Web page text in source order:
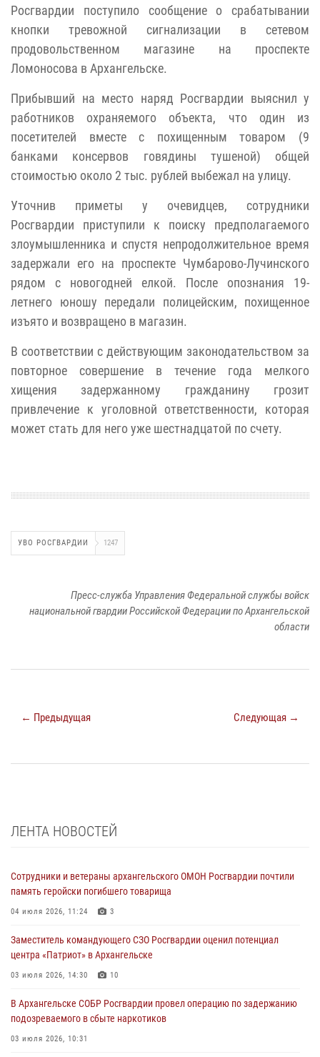
Росгвардии поступило сообщение о срабатывании
кнопки тревожной сигнализации в сетевом
продовольственном магазине на проспекте
Ломоносова в Архангельске.
Прибывший на место наряд Росгвардии выяснил у
работников охраняемого объекта, что один из
посетителей вместе с похищенным товаром (9
банками консервов говядины тушеной) общей
стоимостью около 2 тыс. рублей выбежал на улицу.
Уточнив приметы у очевидцев, сотрудники
Росгвардии приступили к поиску предполагаемого
злоумышленника и спустя непродолжительное время
задержали его на проспекте Чумбарово-Лучинского
рядом с новогодней елкой. После опознания 19-
летнего юношу передали полицейским, похищенное
изъято и возвращено в магазин.
В соответствии с действующим законодательством за
повторное совершение в течение года мелкого
хищения задержанному гражданину грозит
привлечение к уголовной ответственности, которая
может стать для него уже шестнадцатой по счету.
УВО РОСГВАРДИИ 1247
Пресс-служба Управления Федеральной службы войск
национальной гвардии Российской Федерации по Архангельской
области
← Предыдущая Следующая →
ЛЕНТА НОВОСТЕЙ
Сотрудники и ветераны архангельского ОМОН Росгвардии почтили
память геройски погибшего товарища
04 июля 2026, 11:24 3
Заместитель командующего СЗО Росгвардии оценил потенциал
центра «Патриот» в Архангельске
03 июля 2026, 14:30 10
В Архангельске СОБР Росгвардии провел операцию по задержанию
подозреваемого в сбыте наркотиков
03 июля 2026, 10:31